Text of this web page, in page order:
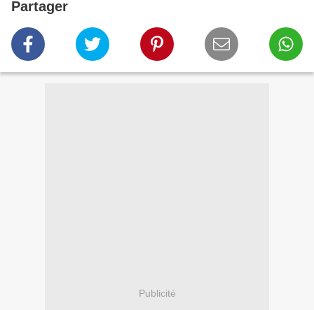
Partager
Publicité